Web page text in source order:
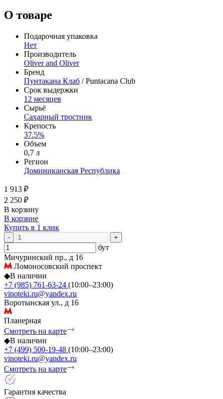
О товаре
Подарочная упаковка
Нет
Производитель
Oliver and Oliver
Бренд
Пунтакана Клаб / Puntacana Club
Срок выдержки
12 месяцев
Сырьё
Сахарный тростник
Крепость
37.5%
Объем
0,7 л
Регион
Доминиканская Республика
1 913 ₽
2 250 ₽
В корзину
В корзине
Купить в 1 клик
- +
бут
Мичуринский пр., д 16
Ломоносовский проспект
◆В наличии
+7 (985) 761-63-24 (10:00–23:00)
vinoteki.ru@yandex.ru
Воротынская ул., д 16
Планерная
Смотреть на карте
◆В наличии
+7 (499) 500-19-48 (10:00–23:00)
vinoteki.ru@yandex.ru
Смотреть на карте
Гарантия качества